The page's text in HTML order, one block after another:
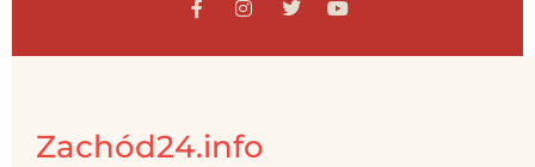
Zachód24.info